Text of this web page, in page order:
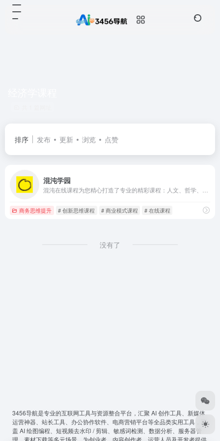
排序 发布 更新 浏览 点赞
混沌学园
商务思维提升 # 创新思维课程 # 商业模式课程 # 在线课程
没有了
3456导航是专业的互联网工具与资源整合平台，汇聚 AI 创作工具、新媒体
运营神器、站长工具、办公协作软件、电商营销平台等全品类实用工具，覆
盖 AI 绘图编程、短视频去水印 / 剪辑、敏感词检测、数据分析、服务器管
理、素材下载等多元场景，为创业者、内容创作者、运营人员及开发者提供